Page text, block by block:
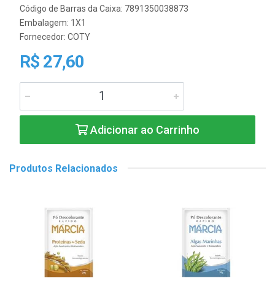
Código de Barras da Caixa: 7891350038873
Embalagem: 1X1
Fornecedor: COTY
R$ 27,60
Adicionar ao Carrinho
Produtos Relacionados